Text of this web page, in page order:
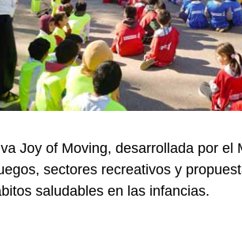
Joy of Moving, desarrollada por el
sectores recreativos y
saludables en las infancias.